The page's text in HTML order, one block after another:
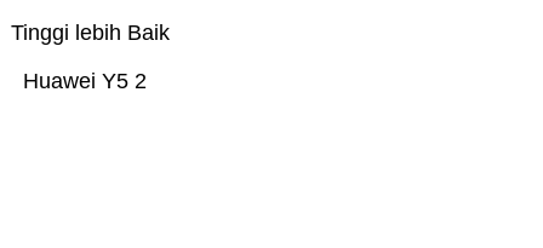
Tinggi lebih Baik
Huawei Y5 2